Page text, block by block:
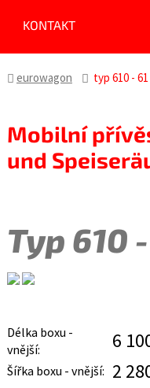
KONTAKT
eurowagon typ 610 - 61
Mobilní
und
Typ 610
Délka boxu -
vnější:
6
Šířka boxu - vnější: 2